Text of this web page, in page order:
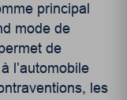
principal
mode de
de
l’automobile
les